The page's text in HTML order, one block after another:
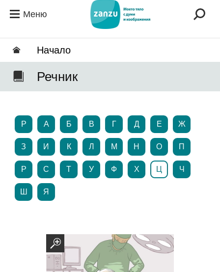
Меню
Hачало
Речник
P А Б В Г Д Е Ж
З И К Л М Н О П
Р С Т У Ф Х Ц Ч
Ш Я